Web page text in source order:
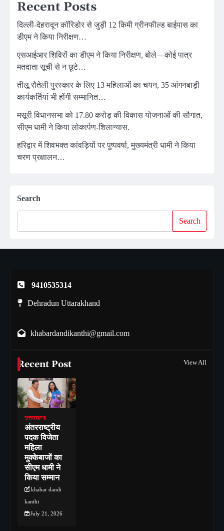
Recent Posts
दिल्ली-देहरादून कॉरिडोर से जुड़ी 12 किमी ग्रीनफील्ड बाईपास का
डीएम ने किया निरीक्षण…
एसआईआर शिविरों का डीएम ने किया निरीक्षण, बोले—कोई पात्र
मतदाता सूची से न छूटे…
तीलू रौतेली पुरस्कार के लिए 13 महिलाओं का चयन, 35 आंगनबाड़ी
कार्यकर्तियां भी होंगी सम्मानित…
मसूरी विधानसभा को 17.80 करोड़ की विकास योजनाओं की सौगात,
सीएम धामी ने किया लोकार्पण-शिलान्यास.
हरिद्वार में शिवभक्त कांवड़ियों पर पुष्पवर्षा, मुख्यमंत्री धामी ने किया
चरण प्रक्षालन…
Search
Search
9410535314
Dehradun Uttarakhand
khabardandikanthi@gmail.com
Recent Post View All
उत्तराखण्ड
अंतरराष्ट्रीय
पदक विजेता
महिला
मुक्केबाजों का
सीएम धामी ने
किया सम्मान
khabar dandi
kanthi
July 21, 2026